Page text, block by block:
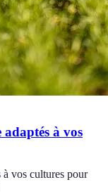
à vos
vos cultures pour